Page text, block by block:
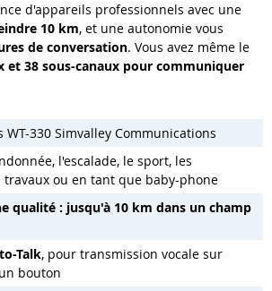
d'appareils professionnels avec une
10 km, et une autonomie vous
de conversation. Vous avez même le
et 38 sous-canaux pour communiquer
WT-330 Simvalley Communications
l'escalade, le sport, les
travaux ou en tant que baby-phone
qualité : jusqu'à 10 km dans un champ
Talk, pour transmission vocale sur
bouton